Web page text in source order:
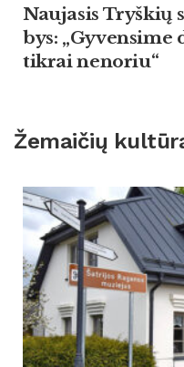
Nau­ja­sis Tryš­kių
bys:
tik­rai ne­no­riu“
Žemaičių